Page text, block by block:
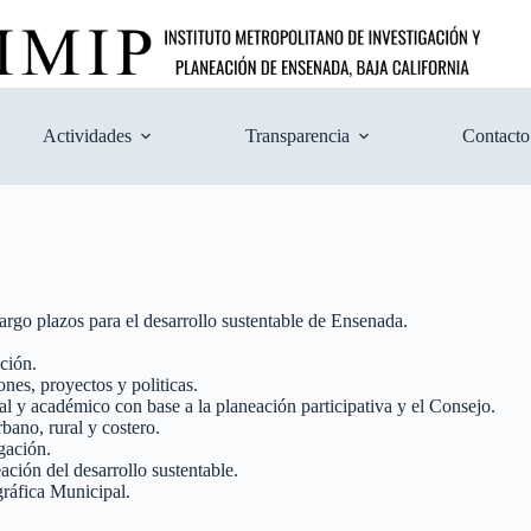
Actividades Transparencia Contacto
plazos para el desarrollo sustentable de Ensenada.
proyectos y politicas.
académico con base a la planeación participativa y el Consejo.
rural y costero.
del desarrollo sustentable.
Municipal.